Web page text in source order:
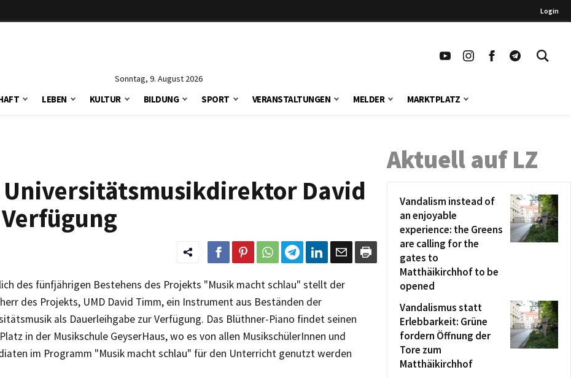
Login
Sonntag, 9. August 2026
LEBEN KULTUR BILDUNG SPORT VERANSTALTUNGEN MELDER MARKTPLATZ
David
des fünfjährigen Bestehens des Projekts "Musik macht schlau" stellt der
des Projekts, UMD David Timm, ein Instrument aus Beständen der
als Dauerleihgabe zur Verfügung. Das Blüthner-Piano findet seinen
in der Musikschule GeyserHaus, wo es von allen MusikschülerInnen und
im Programm "Musik macht schlau" für den Unterricht genutzt werden
Aktuell auf LZ
Vandalism instead of
an enjoyable
experience: the Greens
are calling for the
gates to
Matthäikirchhof to be
opened
Vandalismus statt
Erlebbarkeit: Grüne
fordern Öffnung der
Tore zum
Matthäikirchhof